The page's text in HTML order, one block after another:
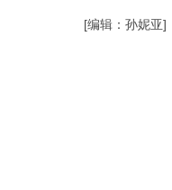
[编辑：孙妮亚]